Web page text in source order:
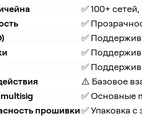
✅ 100+
✅
✅
✅
✅
⚠️ Базовое
✅ Основные
прошивки✅ Упаковка